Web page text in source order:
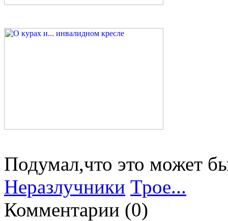
Подумал,что это может
Неразлучники Трое...
Комментарии (0)